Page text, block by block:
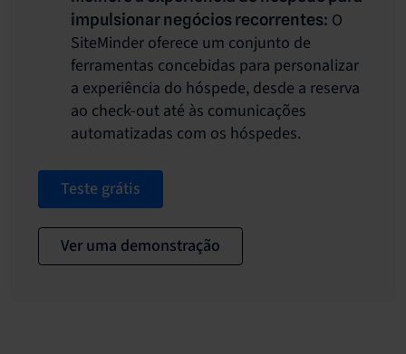
impulsionar negócios recorrentes: O
SiteMinder oferece um conjunto de
ferramentas concebidas para personalizar
a experiência do hóspede, desde a reserva
ao check-out até às comunicações
automatizadas com os hóspedes.
Teste grátis
Ver uma demonstração